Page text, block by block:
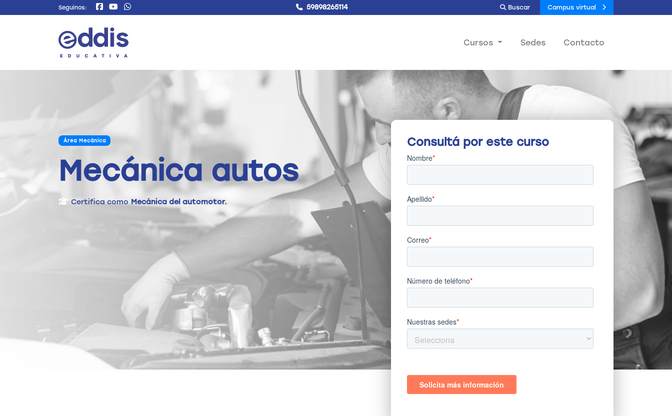
Seguinos: 59898265114 Buscar Campus virtual
Cursos Sedes Contacto
Área Mecánica
Mecánica autos
Certifica como Mecánica del automotor.
Consultá por este curso